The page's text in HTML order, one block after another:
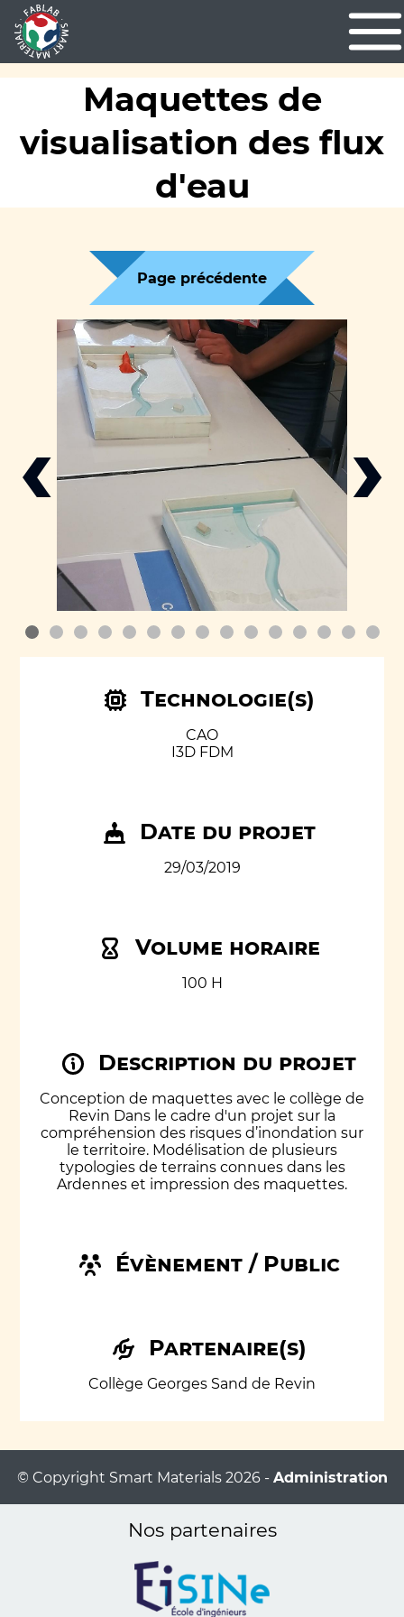
Maquettes de
visualisation des flux
d'eau
Page précédente
‹ ›
Date du projet
29/03/2019
Volume horaire
100 H
Technologie(s)
CAO
I3D FDM
Description du projet
Conception de maquettes avec le collège de
Revin Dans le cadre d'un projet sur la
compréhension des risques d’inondation sur
le territoire. Modélisation de plusieurs
typologies de terrains connues dans les
Ardennes et impression des maquettes.
Partenaire(s)
Collège Georges Sand de Revin
Évènement / Public
© Copyright Smart Materials 2026 - Administration
Nos partenaires